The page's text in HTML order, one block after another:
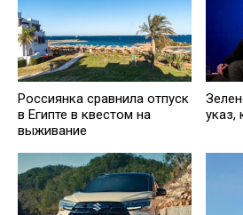
Россиянка сравнила отпуск
в Египте в квестом на
выживание
указ,